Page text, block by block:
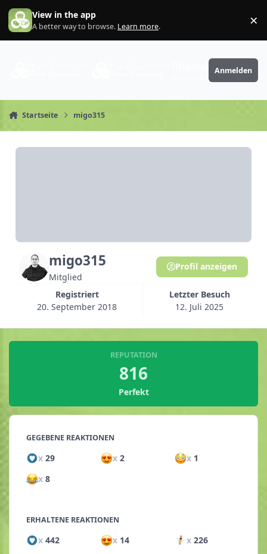
Zum Inhalt springen
View in the app
A better way to browse. Learn more. ×
PhantaFriends.de
Anmelden
Startseite migo315
migo315
Mitglied
Registriert
20. September 2018
Letzter Besuch
12. Juli 2025
Profil anzeigen
REPUTATION
816
Perfekt
GEGEBENE REAKTIONEN
x 29 x2 x 1
x 8
ERHALTENE REAKTIONEN
x 442 x14 x 226